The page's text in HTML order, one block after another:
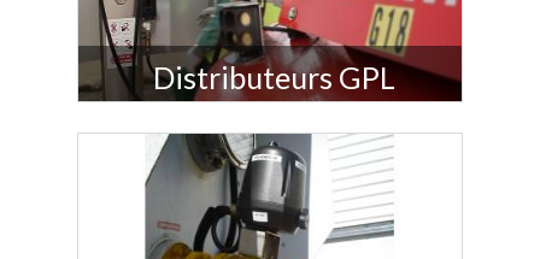
Distributeurs GPL
service de votre logistique